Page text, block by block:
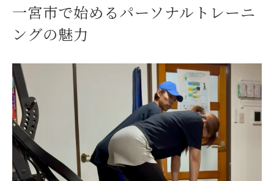
トレーニングの効果を最大限に引き出す方
法
初心者が選ぶべき一宮市のパーソナルジム
一宮市で人気のジム選びのポイント
個別プログラムが充実したジムの見分け方
一宮市のジムでの効果的なトレーニングプ
初心者に最適なパーソナルトレーニング施
一宮市で始めるパーソナルトレーニ
ングの魅力